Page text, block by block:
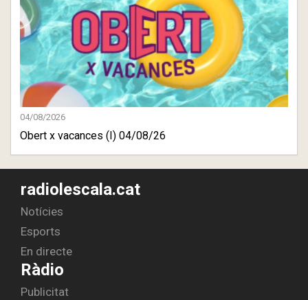
04/08/2026
Obert x vacances (I) 04/08/26
radiolescala.cat
Notícies
Esports
En directe
Ràdio
Publicitat